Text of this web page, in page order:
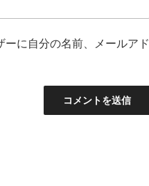
に自分の名前、メールアド